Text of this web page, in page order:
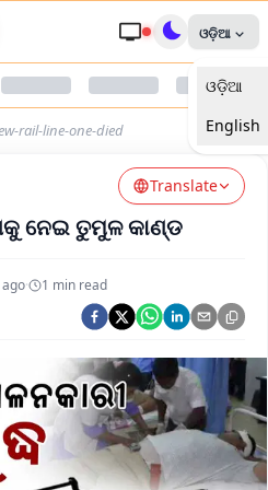
Shakti
Odisha
Dekhein Apna Desh
ଓଡ଼ିଆ
ଓଡ଼ିଆ
English
rail-line-one-died
Translate
ନେଇ ତୁମୁଳ କାଣ୍ଡ
· 1 min read